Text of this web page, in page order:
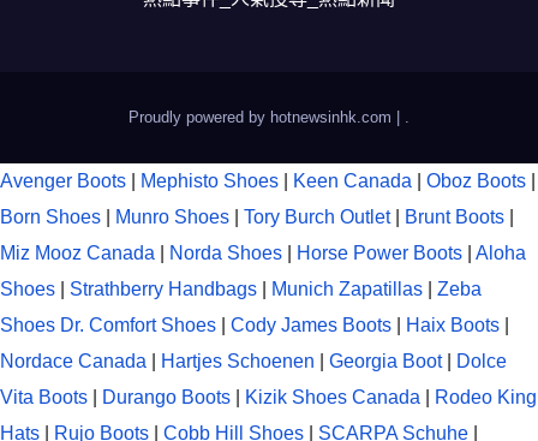
Proudly powered by hotnewsinhk.com
Avenger Boots Mephisto Shoes Keen Canada Oboz Boots
Born Shoes
Munro Shoes Tory Burch Outlet Brunt Boots
Miz Mooz Canada
Norda Shoes Horse Power Boots
Aloha
Shoes
Strathberry Handbags Munich Zapatillas
Zeba
Shoes Dr. Comfort Shoes Cody James Boots Haix Boots
Nordace Canada
Hartjes Schoenen Georgia Boot|
Dolce
Vita Boots
Durango Boots Kizik Shoes Canada
Rodeo King
Hats
Rujo Boots Cobb Hill Shoes SCARPA Schuhe